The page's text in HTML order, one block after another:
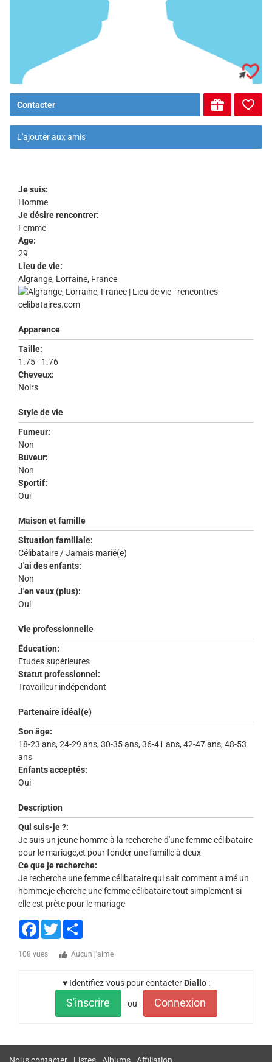
Contacter
L'ajouter aux amis
Je suis:
Homme
Je désire rencontrer:
Femme
Age:
29
Lieu de vie:
Algrange, Lorraine, France
Apparence
Taille:
1.75 - 1.76
Cheveux:
Noirs
Style de vie
Fumeur:
Non
Buveur:
Non
Sportif:
Oui
Maison et famille
Situation familiale:
Célibataire / Jamais marié(e)
J'ai des enfants:
Non
J'en veux (plus):
Oui
Vie professionnelle
Éducation:
Etudes supérieures
Statut professionnel:
Travailleur indépendant
Partenaire idéal(e)
Son âge:
18-23 ans, 24-29 ans, 30-35 ans, 36-41 ans, 42-47 ans, 48-53
ans
Enfants acceptés:
Oui
Description
Qui suis-je ?:
Je suis un jeune homme à la recherche d'une femme célibataire
pour le mariage,et pour fonder une famille à deux
Ce que je recherche:
Je recherche une femme célibataire qui sait comment aimé un
homme,je cherche une femme célibataire tout simplement si
elle est prête pour le mariage
Facebook
Twitter
108 vues Aucun j'aime
♥ Identifiez-vous pour contacter Diallo:
S'inscrire - ou - Connexion